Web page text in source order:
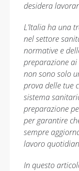
desidera
L’Italia ha una
nel settore
normative e
preparazione
non sono solo
prova delle tue
sistema
preparazione
per garantire
sempre
lavoro
In questo